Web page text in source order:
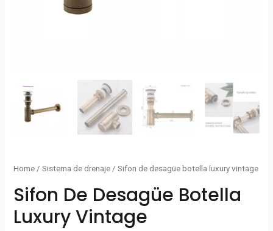
Home /Sistema de drenaje / Sifon de desagüe botella luxury vintage
Sifon De Desagüe Botella
Luxury Vintage